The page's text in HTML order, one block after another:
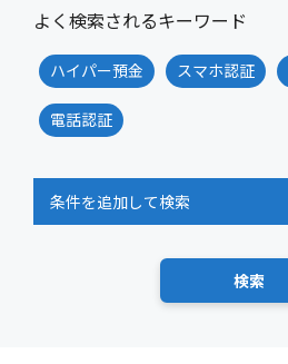
よく検索されるキーワード
ハイパー預金 スマホ認証
電話認証
条件を追加して検索